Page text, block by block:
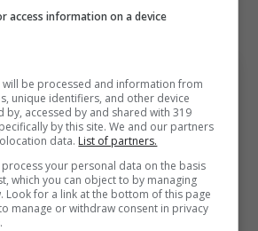
access information on a device
be processed and information from
unique identifiers, and other device
by, accessed by and shared with 319
by this site. We and our partners
data. List of partners.
your personal data on the basis
which you can object to by managing
Look for a link at the bottom of this page
manage or withdraw consent in privacy